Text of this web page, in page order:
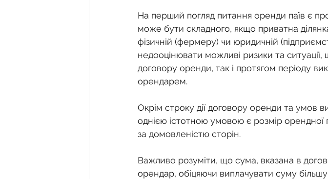
На перший погляд питання оренди паїв є
може бути складного, якщо приватна
фізичній (фермеру) чи юридичній
недооцінювати можливі ризики та
договору оренди, так і протягом періоду
орендарем.
Окрім строку дії договору оренди та умов
однією істотною умовою є розмір
за домовленістю сторін.
Важливо розуміти, що сума, вказана в
орендар, обіцяючи виплачувати суму